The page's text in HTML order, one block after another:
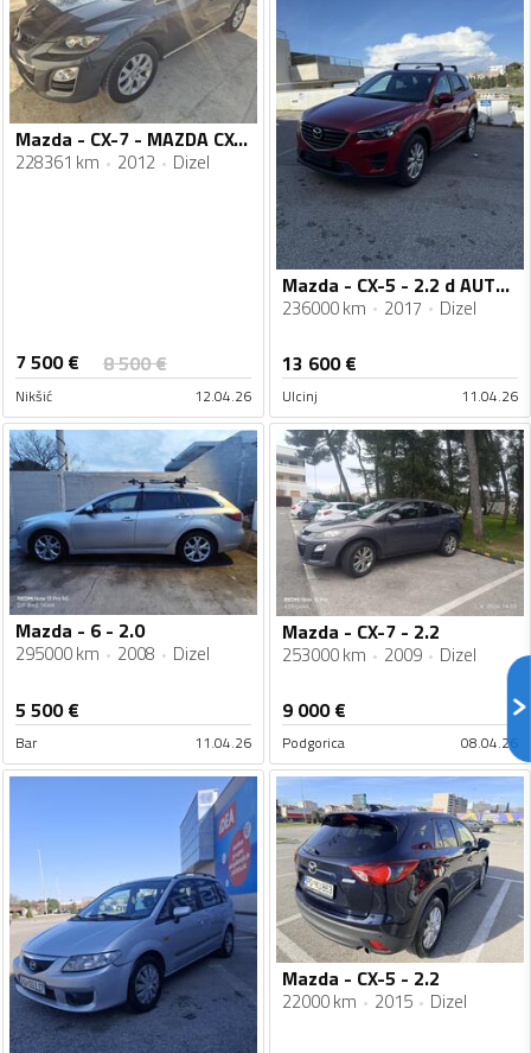
Mazda - CX-7 - MAZDA CX-7 2.2 D AWD
228361 km 2012 Dizel
7 500€ 8 500€
Nikšić 12.04.26
Mazda - CX-5 - 2.2 d AUTOMATIK
236000 km 2017 Dizel
13 600€
Ulcinj 11.04.26
Mazda - 6 - 2.0
295000 km 2008 Dizel
5 500€
Bar 11.04.26
Mazda - CX-7 - 2.2
253000 km 2009 Dizel
9 000€
Podgorica 08.04.26
Mazda - CX-5 - 2.2
22000 km 2015 Dizel